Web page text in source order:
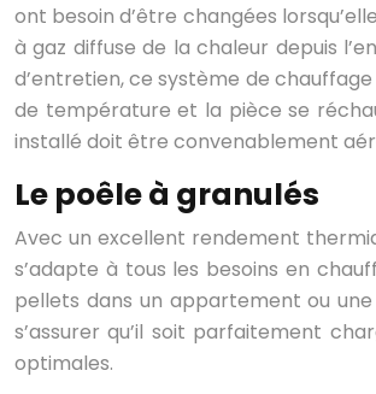
ont besoin d’être changées
à gaz diffuse de la chaleur depuis
d’entretien, ce système de
de température et la pièce se
installé doit être convenablement
Le poêle à granulés
Avec un excellent rendement
s’adapte à tous les besoins en
pellets dans un appartement ou une
s’assurer qu’il soit parfaitement
optimales.